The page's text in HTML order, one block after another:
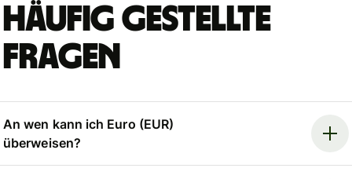
Häufig gestellte
Fragen
An wen kann ich Euro (EUR)
überweisen?